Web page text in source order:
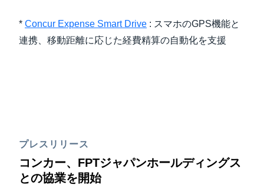
* Concur Expense Smart Drive : スマホのGPS機能と
連携、移動距離に応じた経費精算の自動化を支援
プレスリリース
コンカー、FPTジャパンホールディングス
との協業を開始